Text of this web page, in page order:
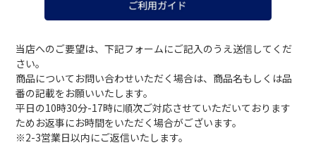
当店へのご要望は、下記フォームにご記入のうえ送信してくだ
さい。
商品についてお問い合わせいただく場合は、商品名もしくは品
番の記載をお願いいたします。
平日の10時30分-17時に順次ご対応させていただいております
ためお返事にお時間をいただく場合がございます。
※2-3営業日以内にご返信いたします。